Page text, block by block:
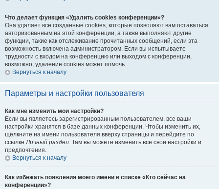
Что делает функция «Удалить cookies конференции»?
Она удаляет все созданные cookies, которые позволяют вам оставаться
авторизованным на этой конференции, а также выполняют другие
функции, такие как отслеживание прочитанных сообщений, если эта
возможность включена администратором. Если вы испытываете
трудности с входом на конференцию или выходом с конференции,
возможно, удаление cookies может помочь.
Вернуться к началу
Параметры и настройки пользователя
Как мне изменить мои настройки?
Если вы являетесь зарегистрированным пользователем, все ваши
настройки хранятся в базе данных конференции. Чтобы изменить их,
щёлкните на имени пользователя вверху страницы и перейдите по
ссылкеЛичный раздел. Там вы можете изменить все свои настройки и
предпочтения.
Вернуться к началу
Как избежать появления моего имени в списке «Кто сейчас на
конференции»?